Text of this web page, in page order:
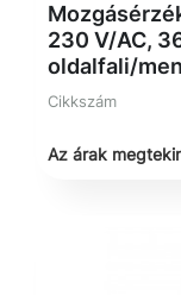
230 V/AC,
oldalfali/
Cikkszám
Az árak